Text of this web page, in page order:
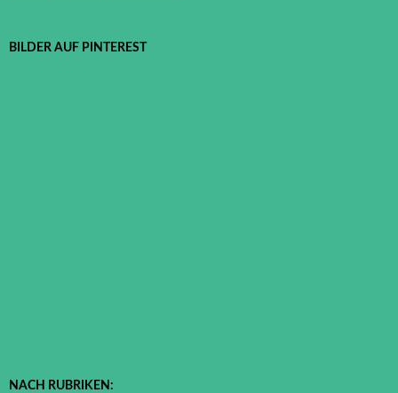
BILDER AUF PINTEREST
NACH RUBRIKEN: